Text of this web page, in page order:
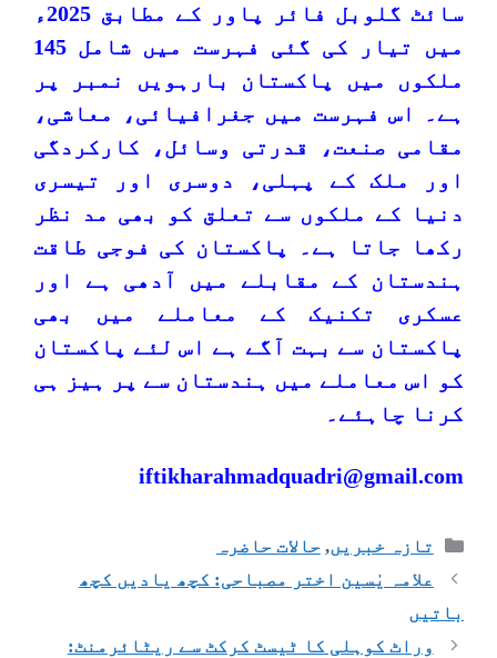
سائٹ گلوبل فائر پاور کے مطابق 2025ء
میں تیار کی گئی فہرست میں شامل 145
ملکوں میں پاکستان بارہویں نمبر پر
ہے۔ اس فہرست میں جغرافیائی، معاشی،
مقامی صنعت، قدرتی وسائل، کارکردگی
اور ملک کے پہلی، دوسری اور تیسری
دنیا کے ملکوں سے تعلق کو بھی مد نظر
رکھا جاتا ہے۔ پاکستان کی فوجی طاقت
ہندستان کے مقابلے میں آدھی ہے اور
عسکری تکنیک کے معاملے میں بھی
پاکستان سے بہت آگے ہے اس لئے پاکستان
کو اس معاملے میں ہندستان سے پر ہیز ہی
کرنا چاہئے۔
iftikharahmadquadri@gmail.com
تازہ خبریں,حالات حاضرہ
علامہ یٰسین اختر مصباحی: کچھ یادیں کچھ
باتیں
وراٹ کوہلی کا ٹیسٹ کرکٹ سے ریٹائرمنٹ: